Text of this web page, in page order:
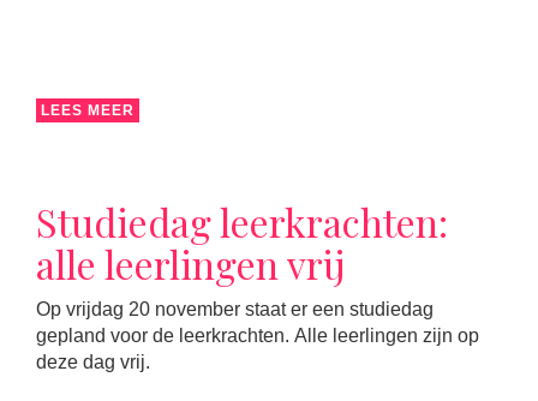
LEES MEER
Studiedag leerkrachten:
alle leerlingen vrij
Op vrijdag 20 november staat er een studiedag
gepland voor de leerkrachten. Alle leerlingen zijn op
deze dag vrij.